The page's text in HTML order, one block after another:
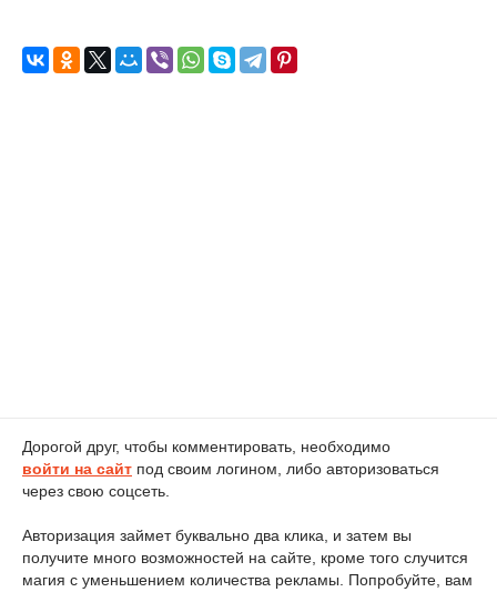
Дорогой друг, чтобы комментировать, необходимо
войти на сайт под своим логином, либо авторизоваться
через свою соцсеть.
Авторизация займет буквально два клика, и затем вы
получите много возможностей на сайте, кроме того случится
магия с уменьшением количества рекламы. Попробуйте, вам